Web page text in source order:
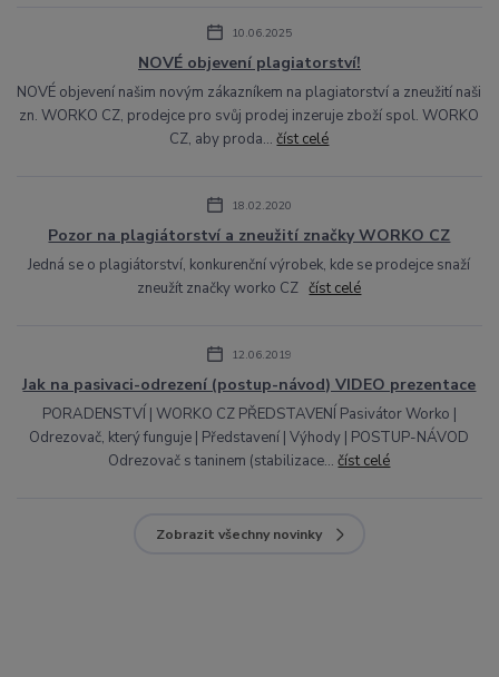
10.06.2025
NOVÉ objevení plagiatorství!
NOVÉ objevení našim novým zákazníkem na plagiatorství a zneužití naši
zn. WORKO CZ, prodejce pro svůj prodej inzeruje zboží spol. WORKO
CZ, aby proda...číst celé
18.02.2020
Pozor na plagiátorství a zneužití značky WORKO CZ
Jedná se o plagiátorství, konkurenční výrobek, kde se prodejce snaží
zneužít značky worko CZčíst celé
12.06.2019
Jak na pasivaci-odrezení (postup-návod) VIDEO prezentace
PORADENSTVÍ | WORKO CZ PŘEDSTAVENÍ Pasivátor Worko |
Odrezovač, který funguje | Představení | Výhody | POSTUP-NÁVOD
Odrezovač s taninem (stabilizace...číst celé
Zobrazit všechny novinky